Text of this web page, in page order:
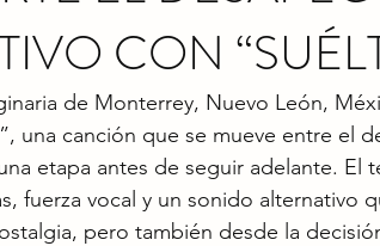
CON
de Monterrey, Nuevo León,
una canción que se mueve entre el
etapa antes de seguir adelante. El
fuerza vocal y un sonido alternativo
pero también desde la